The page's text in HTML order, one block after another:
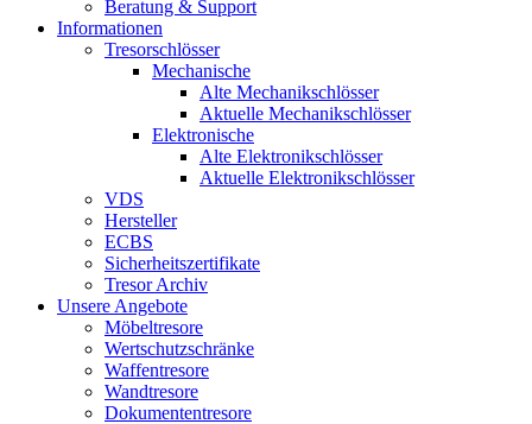
Beratung & Support
Informationen
Tresorschlösser
Mechanische
Alte Mechanikschlösser
Aktuelle Mechanikschlösser
Elektronische
Alte Elektronikschlösser
Aktuelle Elektronikschlösser
VDS
Hersteller
ECBS
Sicherheitszertifikate
Tresor Archiv
Unsere Angebote
Möbeltresore
Wertschutzschränke
Waffentresore
Wandtresore
Dokumententresore